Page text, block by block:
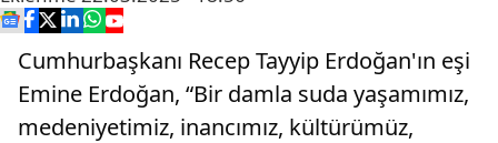
Cumhurbaşkanı Recep Tayyip Erdoğan'ın eşi
Emine Erdoğan, “Bir damla suda yaşamımız,
medeniyetimiz, inancımız, kültürümüz,